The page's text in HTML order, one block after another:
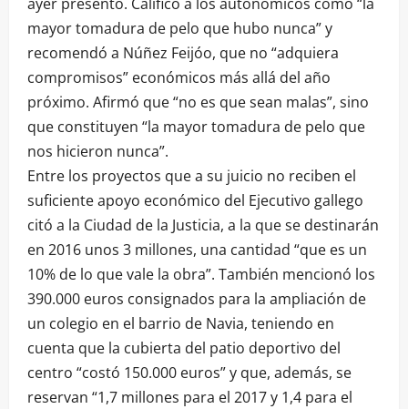
mayor tomadura de pelo que hubo nunca” y
recomendó a Núñez Feijóo, que no “adquiera
compromisos” económicos más allá del año
próximo. Afirmó que “no es que sean malas”, sino
que constituyen “la mayor tomadura de pelo que
nos hicieron nunca”.
Entre los proyectos que a su juicio no reciben el
suficiente apoyo económico del Ejecutivo gallego
citó a la Ciudad de la Justicia, a la que se destinarán
en 2016 unos 3 millones, una cantidad “que es un
10% de lo que vale la obra”. También mencionó los
390.000 euros consignados para la ampliación de
un colegio en el barrio de Navia, teniendo en
cuenta que la cubierta del patio deportivo del
centro “costó 150.000 euros” y que, además, se
reservan “1,7 millones para el 2017 y 1,4 para el